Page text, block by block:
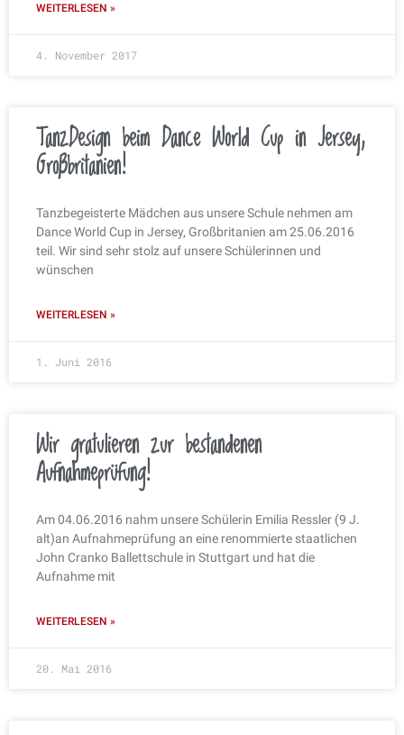
WEITERLESEN »
4. November 2017
TanzDesign beim Dance World Cup in Jersey,
Großbritanien!
Tanzbegeisterte Mädchen aus unsere Schule nehmen am
Dance World Cup in Jersey, Großbritanien am 25.06.2016
teil. Wir sind sehr stolz auf unsere Schülerinnen und
wünschen
WEITERLESEN »
1. Juni 2016
Wir gratulieren zur bestandenen
Aufnahmeprüfung!
Am 04.06.2016 nahm unsere Schülerin Emilia Ressler (9 J.
alt)an Aufnahmeprüfung an eine renommierte staatlichen
John Cranko Ballettschule in Stuttgart und hat die
Aufnahme mit
WEITERLESEN »
20. Mai 2016